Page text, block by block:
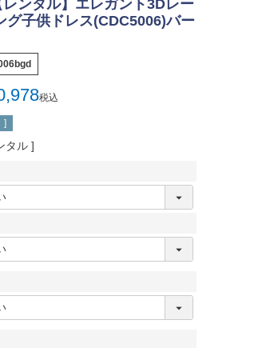
レンタル】エレガント3Dレー
グ子供ドレス(CDC5006)バー
税込
]
タル